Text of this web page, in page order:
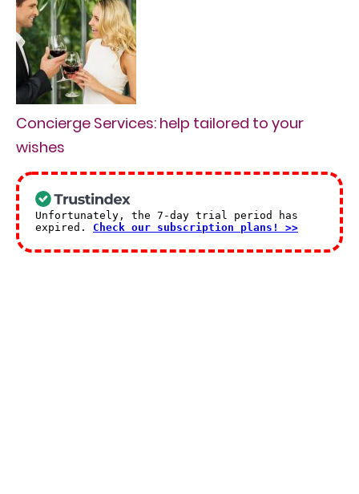
Concierge Services: help tailored to your
wishes